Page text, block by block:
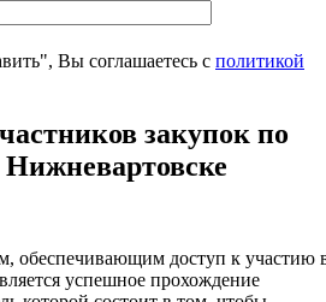
Вы соглашаетесь с политикой
закупок по
обеспечивающим доступ к участию
успешное прохождение